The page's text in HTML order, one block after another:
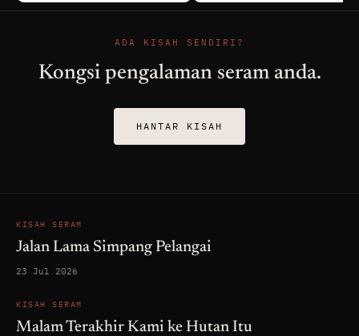
ADA KISAH SENDIRI?
Kongsi pengalaman seram anda.
HANTAR KISAH
KISAH SERAM
Jalan Lama Simpang Pelangai
23 Jul 2026
KISAH SERAM
Malam Terakhir Kami ke Hutan Itu